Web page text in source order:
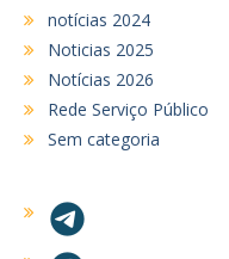
notícias 2024
Noticias 2025
Notícias 2026
Rede Serviço Público
Sem categoria